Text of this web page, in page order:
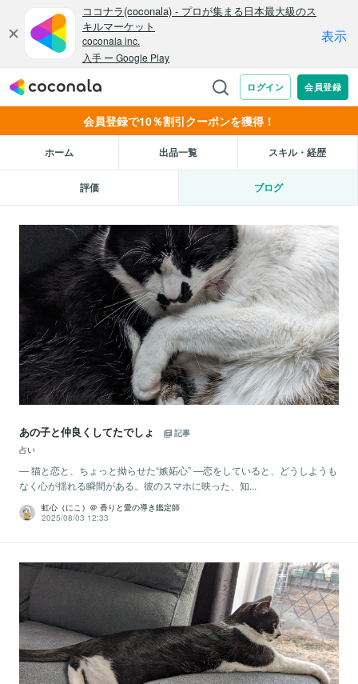
会員登録で10％割引クーポンを獲得！
ホーム 出品一覧 スキル・経歴
評価 ブログ
あの子と仲良くしてたでしょ
記事
占い
― 猫と恋と、ちょっと拗らせた“嫉妬心” ―恋をしていると、どうしようも
なく心が揺れる瞬間がある。彼のスマホに映った、知...
虹心（にこ）＠ 香りと愛の導き鑑定師
2025/08/03 12:33